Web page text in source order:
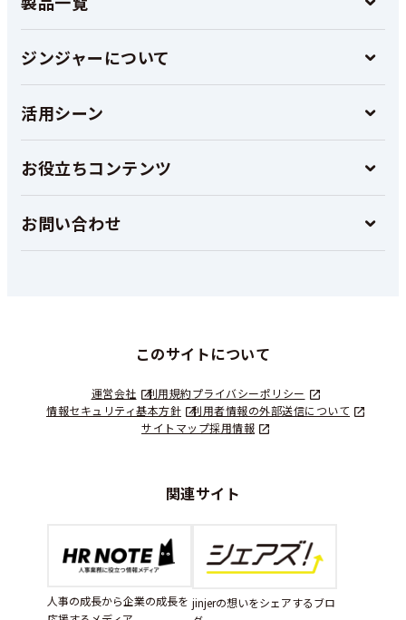
ジンジャーについて
活用シーン
お役立ちコンテンツ
お問い合わせ
このサイトについて
運営会社 利用規約プライバシーポリシー
情報セキュリティ基本方針
利用者情報の外部送信について
サイトマップ採用情報
関連サイト
人事の成長から企業の成長を jinjerの想いをシェアするブロ